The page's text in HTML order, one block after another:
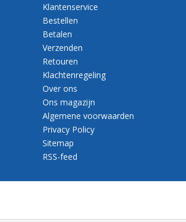
Klantenservice
Bestellen
Betalen
Verzenden
Retouren
Klachtenregeling
Over ons
Ons magazijn
Algemene voorwaarden
Privacy Policy
Sitemap
RSS-feed